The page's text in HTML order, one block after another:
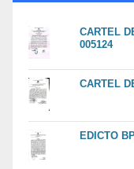
CARTEL
005124
CARTEL
EDICTO